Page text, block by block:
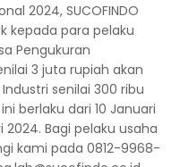
2024, SUCOFINDO
kepada para pelaku
Pengukuran
3 juta rupiah akan
senilai 300 ribu
berlaku dari 10 Januari
Bagi pelaku usaha
kami pada 0812-9968-